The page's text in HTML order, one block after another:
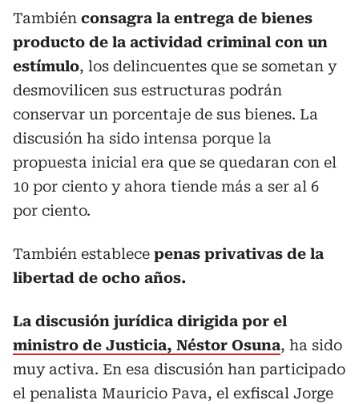
También consagra la entrega de bienes
producto de la actividad criminal con un
estímulo, los delincuentes que se sometan y
desmovilicen sus estructuras podrán
conservar un porcentaje de sus bienes. La
discusión ha sido intensa porque la
propuesta inicial era que se quedaran con el
10 por ciento y ahora tiende más a ser al 6
por ciento.
También establece penas privativas de la
libertad de ocho años.
La discusión jurídica dirigida por el
ministro de Justicia, Néstor Osuna, ha sido
muy activa. En esa discusión han participado
el penalista Mauricio Pava, el exfiscal Jorge